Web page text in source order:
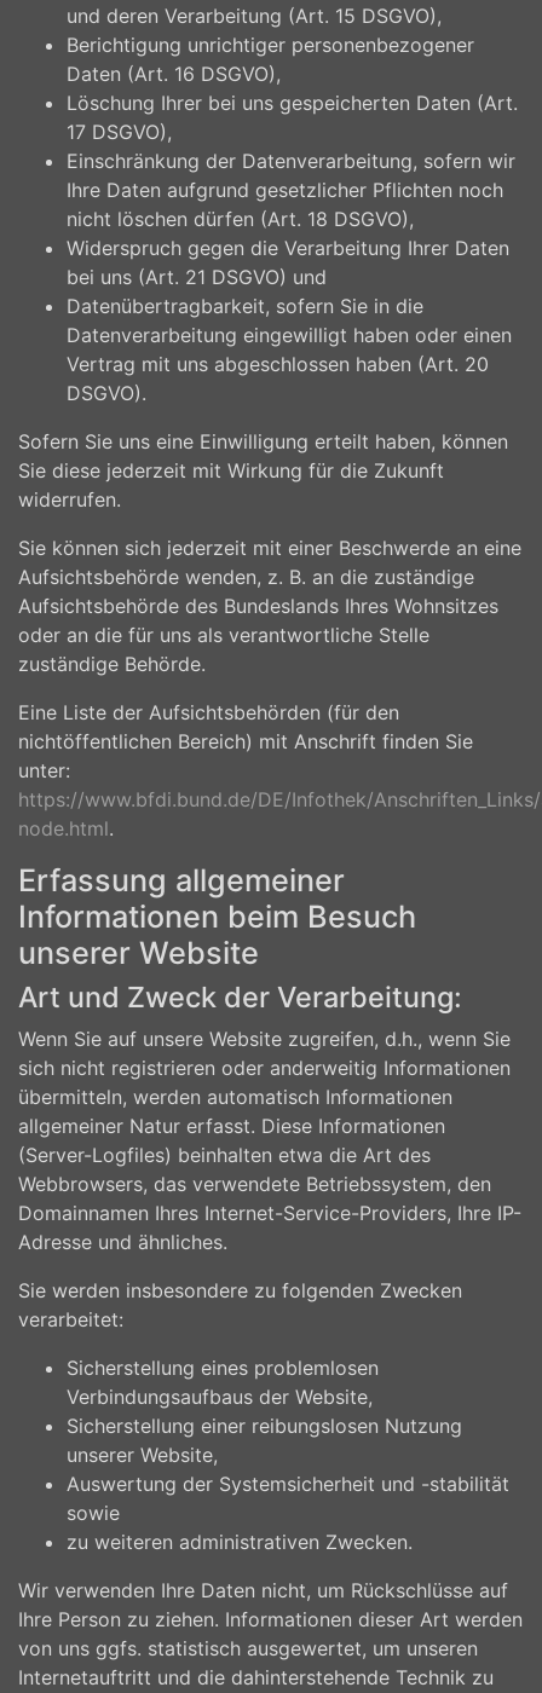
und deren Verarbeitung (Art. 15 DSGVO),
Berichtigung unrichtiger personenbezogener
Daten (Art. 16 DSGVO),
Löschung Ihrer bei uns gespeicherten Daten (Art.
17 DSGVO),
Einschränkung der Datenverarbeitung, sofern wir
Ihre Daten aufgrund gesetzlicher Pflichten noch
nicht löschen dürfen (Art. 18 DSGVO),
Widerspruch gegen die Verarbeitung Ihrer Daten
bei uns (Art. 21 DSGVO) und
Datenübertragbarkeit, sofern Sie in die
Datenverarbeitung eingewilligt haben oder einen
Vertrag mit uns abgeschlossen haben (Art. 20
DSGVO).
Sofern Sie uns eine Einwilligung erteilt haben, können
Sie diese jederzeit mit Wirkung für die Zukunft
widerrufen.
Sie können sich jederzeit mit einer Beschwerde an eine
Aufsichtsbehörde wenden, z. B. an die zuständige
Aufsichtsbehörde des Bundeslands Ihres Wohnsitzes
oder an die für uns als verantwortliche Stelle
zuständige Behörde.
Eine Liste der Aufsichtsbehörden (für den
nichtöffentlichen Bereich) mit Anschrift finden Sie
unter:
https://www.bfdi.bund.de/DE/Infothek/
node.html.
Erfassung allgemeiner
Informationen beim Besuch
unserer Website
Art und Zweck der Verarbeitung:
Wenn Sie auf unsere Website zugreifen, d.h., wenn Sie
sich nicht registrieren oder anderweitig Informationen
übermitteln, werden automatisch Informationen
allgemeiner Natur erfasst. Diese Informationen
(Server-Logfiles) beinhalten etwa die Art des
Webbrowsers, das verwendete Betriebssystem, den
Domainnamen Ihres Internet-Service-Providers, Ihre IP-
Adresse und ähnliches.
Sie werden insbesondere zu folgenden Zwecken
verarbeitet:
Sicherstellung eines problemlosen
Verbindungsaufbaus der Website,
Sicherstellung einer reibungslosen Nutzung
unserer Website,
Auswertung der Systemsicherheit und -stabilität
sowie
zu weiteren administrativen Zwecken.
Wir verwenden Ihre Daten nicht, um Rückschlüsse auf
Ihre Person zu ziehen. Informationen dieser Art werden
von uns ggfs. statistisch ausgewertet, um unseren
Internetauftritt und die dahinterstehende Technik zu